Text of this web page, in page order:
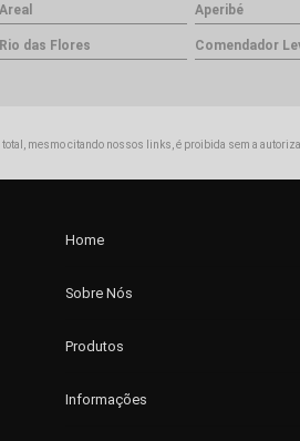
Areal Aperibé
Rio das Flores Comendador
mesmo citando nossos links, é proibida sem a
Home
Sobre Nós
Produtos
Informações